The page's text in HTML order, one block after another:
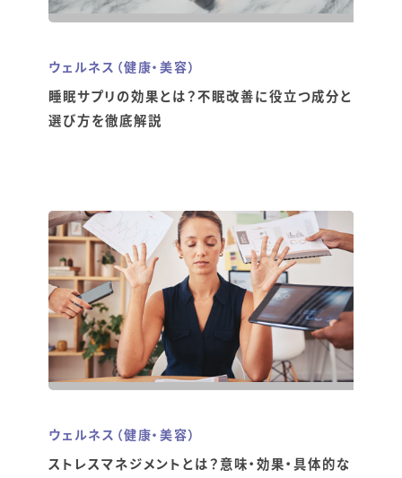
ウェルネス（健康・美容）
睡眠サプリの効果とは？不眠改善に役立つ成分と
選び方を徹底解説
ウェルネス（健康・美容）
ストレスマネジメントとは？意味・効果・具体的な